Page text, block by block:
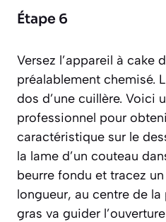
Étape 6
Versez l’appareil à cake
préalablement chemisé.
dos d’une cuillère. Voici
professionnel pour
caractéristique sur le
la lame d’un couteau
beurre fondu et tracez
longueur, au centre de
gras va guider